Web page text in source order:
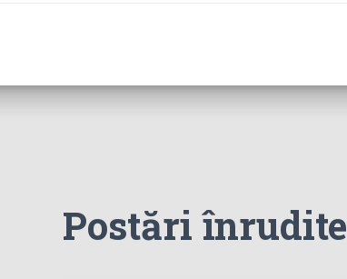
Postări înrudite